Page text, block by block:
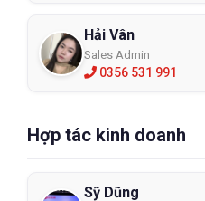
Hải Vân
Sales Admin
0356 531 991
Hợp tác kinh doanh
Sỹ Dũng